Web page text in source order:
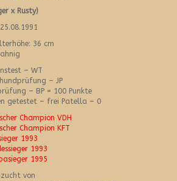
x Rusty)
36 cm
– WT
– JP
– BP = 100 Punkte
getestet – frei Patella – 0
Champion VDH
Champion KFT
1993
1993
1995
von